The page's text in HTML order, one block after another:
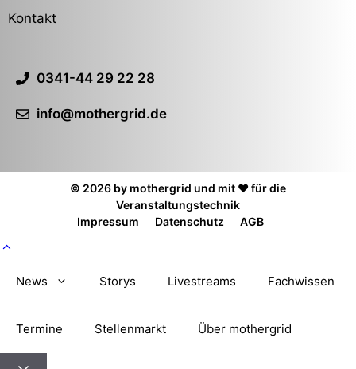
Kontakt
0341-44 29 22 28
info@mothergrid.de
© 2026 by mothergrid und mit ❤️ für die
Veranstaltungstechnik
Impressum
Datenschutz AGB
News Storys Livestreams Fachwissen
Termine Stellenmarkt Über mothergrid